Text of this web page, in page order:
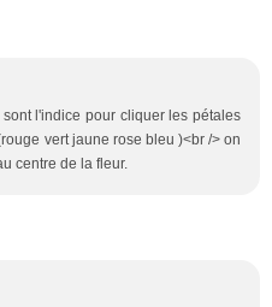
l'indice pour cliquer les pétales
vert jaune rose bleu )<br /> on
centre de la fleur.